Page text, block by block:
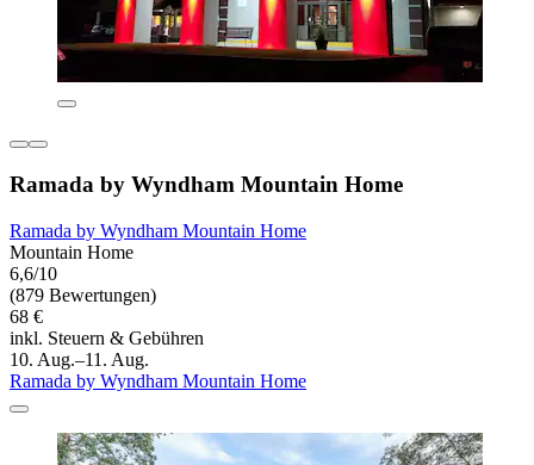
Ramada by Wyndham Mountain Home
Ramada by Wyndham Mountain Home
Mountain Home
6,6/10
(879 Bewertungen)
68 €
inkl. Steuern & Gebühren
10. Aug.–11. Aug.
Ramada by Wyndham Mountain Home